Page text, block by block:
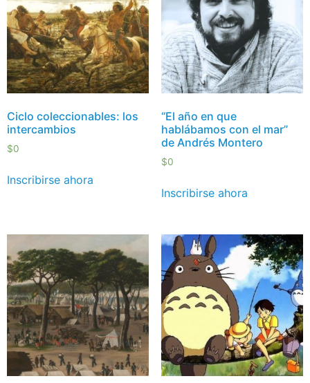
Ciclo coleccionables: los
intercambios
$0
Inscribirse ahora
“El año en que
hablábamos con el mar”
de Andrés Montero
$0
Inscribirse ahora